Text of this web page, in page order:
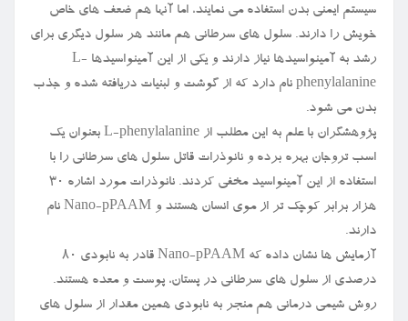
سیستم ایمنی بدن استفاده می نمایند، اما آنها هم ضعف های خاص
خویش را دارند. سلول های سرطانی هم مانند هر سلول دیگری برای
رشد به آمینواسیدها نیاز دارند و یکی از این آمینواسیدها L-
phenylalanine نام دارد که از گوشت و لبنیات دریافته شده و جذب
بدن می شود.
پژوهشگران با علم به این مطلب از L-phenylalanine بعنوان یک
اسب تروجان بهره برده و نانوذرات قاتل سلول های سرطانی را با
استفاده از این آمینواسید مخفی کردند. نانوذرات مورد اشاره ۳۰
هزار برابر کوچک تر از موی انسان هستند و Nano-pPAAM نام
دارند.
آزمایش ها نشان داده که Nano-pPAAM قادر به نابودی ۸۰
درصدی از سلول های سرطانی در پستان، پوست و معده هستند.
روش شیمی درمانی هم منجر به نابودی همین مقدار از سلول های